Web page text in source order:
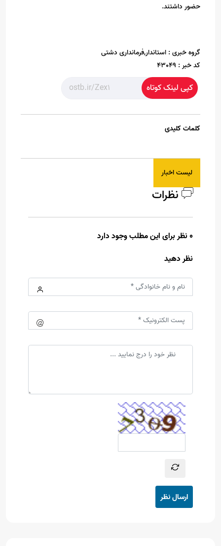
حضور داشتند.
گروه خبری : استاندار,فرمانداری دشتی
کد خبر : 43049
کپی لینک کوتاه
کلمات کلیدی
لیست اخبار
نظرات
0 نظر برای این مطلب وجود دارد
نظر دهید
ارسال نظر